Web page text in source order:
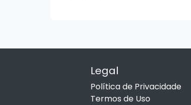
Legal
Política de Privacidade
Termos de Uso